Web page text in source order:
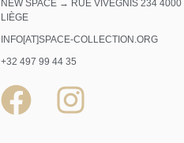
NEW SPACE → RUE VIVEGNIS 234 4000
LIÈGE
INFO[AT]SPACE-COLLECTION.ORG
+32 497 99 44 35